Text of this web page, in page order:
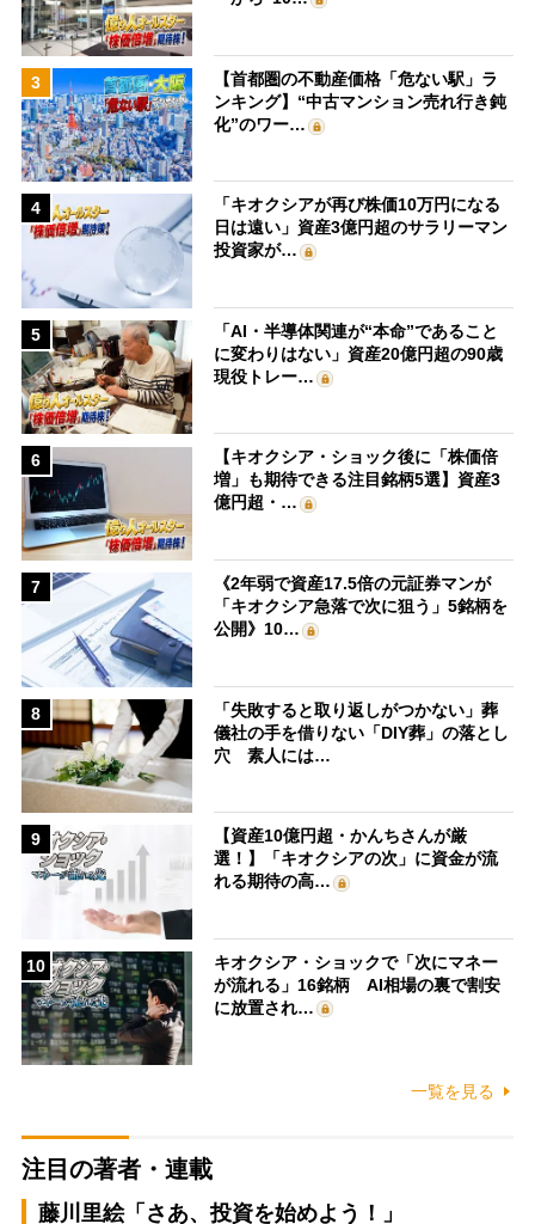
3
【首都圏の不動産価格「危ない駅」ラ
ンキング】“中古マンション売れ行き鈍
化”のワー…
4
「キオクシアが再び株価10万円になる
日は遠い」資産3億円超のサラリーマン
投資家が…
5
「AI・半導体関連が“本命”であること
に変わりはない」資産20億円超の90歳
現役トレー…
6
【キオクシア・ショック後に「株価倍
増」も期待できる注目銘柄5選】資産3
億円超・…
7
《2年弱で資産17.5倍の元証券マンが
「キオクシア急落で次に狙う」5銘柄を
公開》10…
8
「失敗すると取り返しがつかない」葬
儀社の手を借りない「DIY葬」の落とし
穴 素人には…
9
【資産10億円超・かんちさんが厳
選！】「キオクシアの次」に資金が流
れる期待の高…
10
キオクシア・ショックで「次にマネー
が流れる」16銘柄 AI相場の裏で割安
に放置され…
一覧を見る
注目の著者・連載
藤川里絵「さあ、投資を始めよう！」